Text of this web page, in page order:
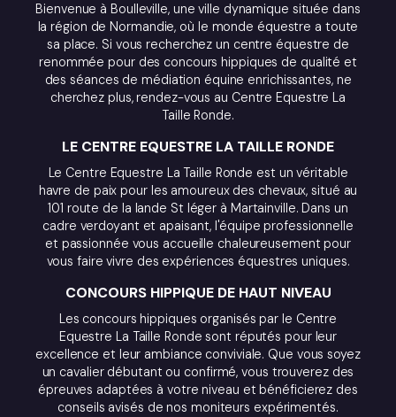
Bienvenue à Boulleville, une ville dynamique située dans
la région de Normandie, où le monde équestre a toute
sa place. Si vous recherchez un centre équestre de
renommée pour des concours hippiques de qualité et
des séances de médiation équine enrichissantes, ne
cherchez plus, rendez-vous au Centre Equestre La
Taille Ronde.
LE CENTRE EQUESTRE LA TAILLE RONDE
Le Centre Equestre La Taille Ronde est un véritable
havre de paix pour les amoureux des chevaux, situé au
101 route de la lande St léger à Martainville. Dans un
cadre verdoyant et apaisant, l'équipe professionnelle
et passionnée vous accueille chaleureusement pour
vous faire vivre des expériences équestres uniques.
CONCOURS HIPPIQUE DE HAUT NIVEAU
Les concours hippiques organisés par le Centre
Equestre La Taille Ronde sont réputés pour leur
excellence et leur ambiance conviviale. Que vous soyez
un cavalier débutant ou confirmé, vous trouverez des
épreuves adaptées à votre niveau et bénéficierez des
conseils avisés de nos moniteurs expérimentés.